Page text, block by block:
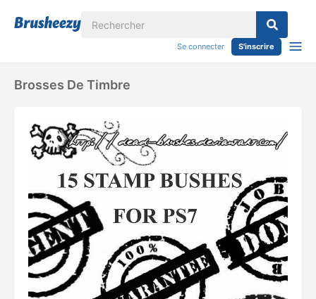
Se connecter S'inscrire
Brosses De Timbre